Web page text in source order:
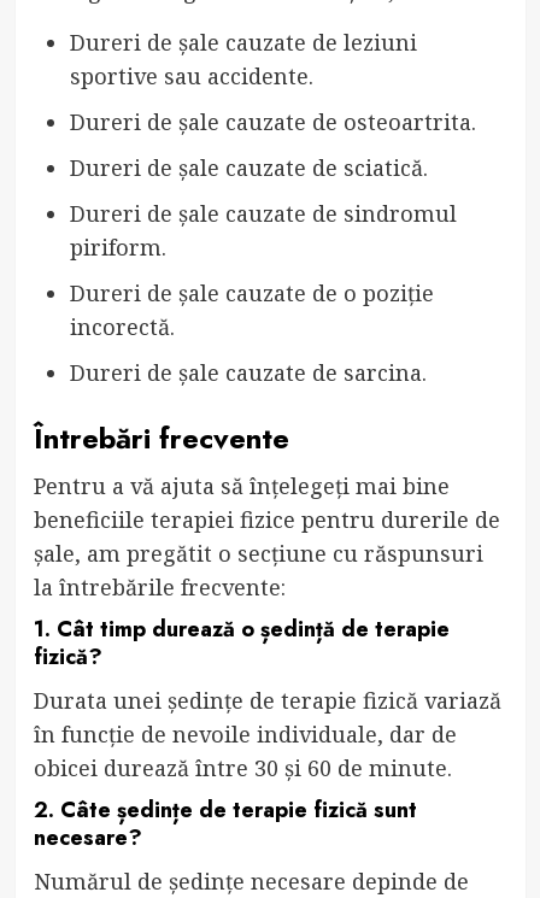
Dureri de șale cauzate de leziuni
sportive sau accidente.
Dureri de șale cauzate de osteoartrita.
Dureri de șale cauzate de sciatică.
Dureri de șale cauzate de sindromul
piriform.
Dureri de șale cauzate de o poziție
incorectă.
Dureri de șale cauzate de sarcina.
Întrebări frecvente
Pentru a vă ajuta să înțelegeți mai bine
beneficiile terapiei fizice pentru durerile de
șale, am pregătit o secțiune cu răspunsuri
la întrebările frecvente:
1. Cât timp durează o ședință de terapie
fizică?
Durata unei ședințe de terapie fizică variază
în funcție de nevoile individuale, dar de
obicei durează între 30 și 60 de minute.
2. Câte ședințe de terapie fizică sunt
necesare?
Numărul de ședințe necesare depinde de